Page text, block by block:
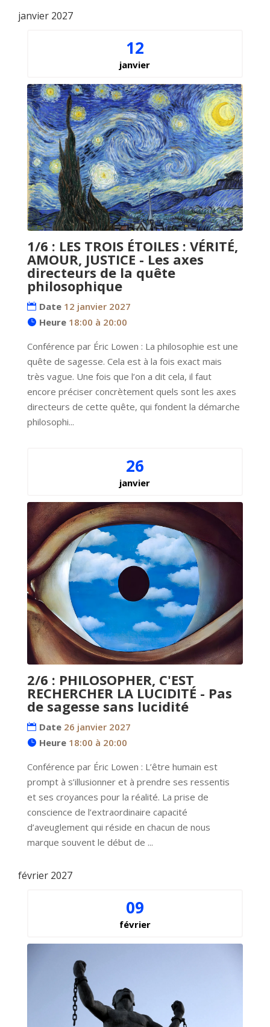
janvier 2027
12
janvier
1/6 : LES TROIS ÉTOILES : VÉRITÉ,
AMOUR, JUSTICE - Les axes
directeurs de la quête
philosophique
Date 12 janvier 2027
Heure 18:00 à 20:00
Conférence par Éric Lowen : La philosophie est une
quête de sagesse. Cela est à la fois exact mais
très vague. Une fois que l’on a dit cela, il faut
encore préciser concrètement quels sont les axes
directeurs de cette quête, qui fondent la démarche
philosophi...
26
janvier
2/6 : PHILOSOPHER, C'EST
RECHERCHER LA LUCIDITÉ - Pas
de sagesse sans lucidité
Date 26 janvier 2027
Heure 18:00 à 20:00
Conférence par Éric Lowen : L’être humain est
prompt à s’illusionner et à prendre ses ressentis
et ses croyances pour la réalité. La prise de
conscience de l’extraordinaire capacité
d’aveuglement qui réside en chacun de nous
marque souvent le début de ...
février 2027
09
février